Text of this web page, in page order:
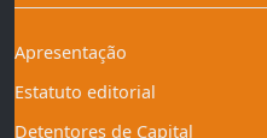
Apresentação
Estatuto editorial
Detentores de Capital